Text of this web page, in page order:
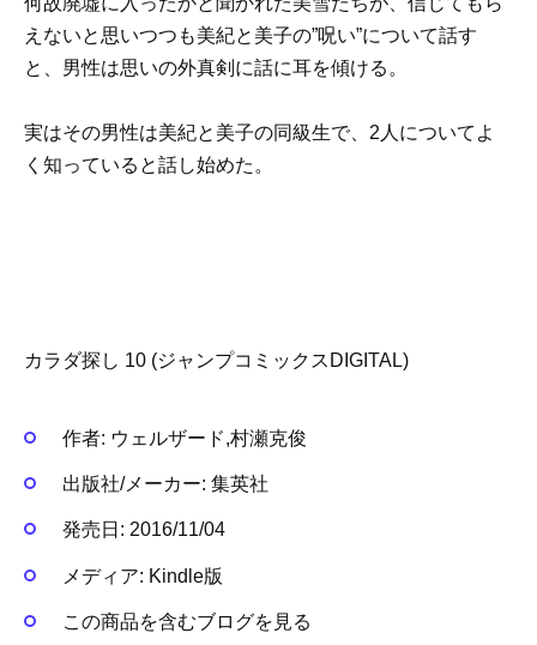
えないと思いつつも美紀と美子の”呪い”について話す
と、男性は思いの外真剣に話に耳を傾ける。
実はその男性は美紀と美子の同級生で、2人についてよ
く知っていると話し始めた。
カラダ探し 10 (ジャンプコミックスDIGITAL)
作者: ウェルザード,村瀬克俊
出版社/メーカー: 集英社
発売日: 2016/11/04
メディア: Kindle版
この商品を含むブログを見る